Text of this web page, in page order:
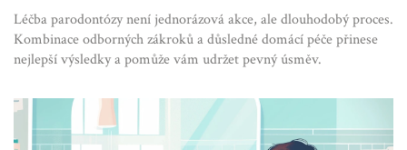
Léčba parodontózy není jednorázová akce, ale dlouhodobý proces.
Kombinace odborných zákroků a důsledné domácí péče přinese
nejlepší výsledky a pomůže vám udržet pevný úsměv.